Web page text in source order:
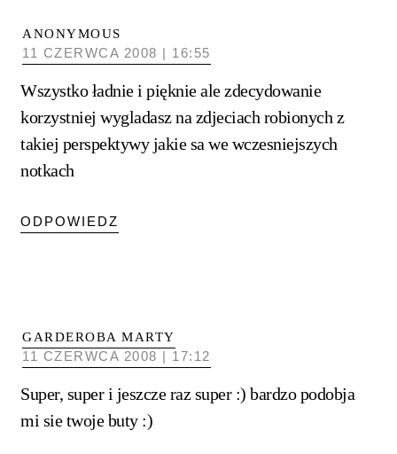
ANONYMOUS
11 CZERWCA 2008 | 16:55
Wszystko ładnie i pięknie ale zdecydowanie
korzystniej wygladasz na zdjeciach robionych z
takiej perspektywy jakie sa we wczesniejszych
notkach
ODPOWIEDZ
GARDEROBA MARTY
11 CZERWCA 2008 | 17:12
Super, super i jeszcze raz super :) bardzo podobja
mi sie twoje buty :)